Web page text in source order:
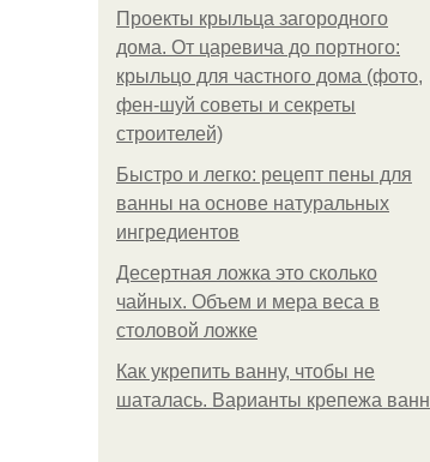
Проекты крыльца загородного
дома. От царевича до портного:
крыльцо для частного дома (фото,
фен-шуй советы и секреты
строителей)
Быстро и легко: рецепт пены для
ванны на основе натуральных
ингредиентов
Десертная ложка это сколько
чайных. Объем и мера веса в
столовой ложке
Как укрепить ванну, чтобы не
шаталась. Варианты крепежа ванн